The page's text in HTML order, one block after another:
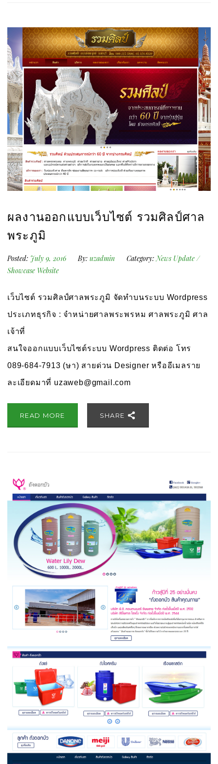
ผลงานออกแบบเว็บไซต์ รวมศิลป์ศาล
พระภูมิ
Posted: July 9, 2016 By: uzadmin Category: News Update/
Showcase Website
เว็บไซต์ รวมศิลป์ศาลพระภูมิ จัดทำบนระบบ Wordpress
ประเภทธุรกิจ : จำหน่ายศาลพระพรหม ศาลพระภูมิ ศาล
เจ้าที่
สนใจออกแบบเว็บไซต์ระบบ Wordpress ติดต่อ โทร
089-684-7913 (ษา) สายด่วน Designer หรืออีเมลราย
ละเอียดมาที่ uzaweb@gmail.com
READ MORE SHARE